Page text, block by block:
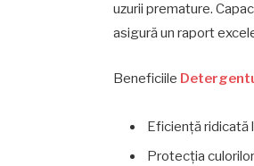
uzurii premature.
asigură un raport
Beneficiile
Eficiență ridicată
Protecția